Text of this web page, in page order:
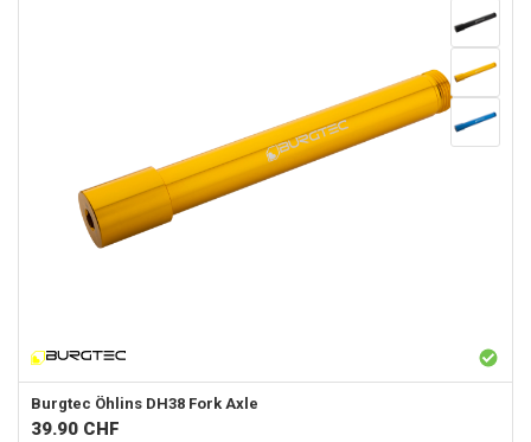
Burgtec Öhlins DH38 Fork Axle
39.90 CHF